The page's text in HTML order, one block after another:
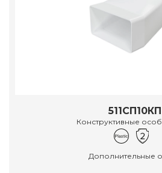
511СП10КП
Конструктивные
Дополнительные